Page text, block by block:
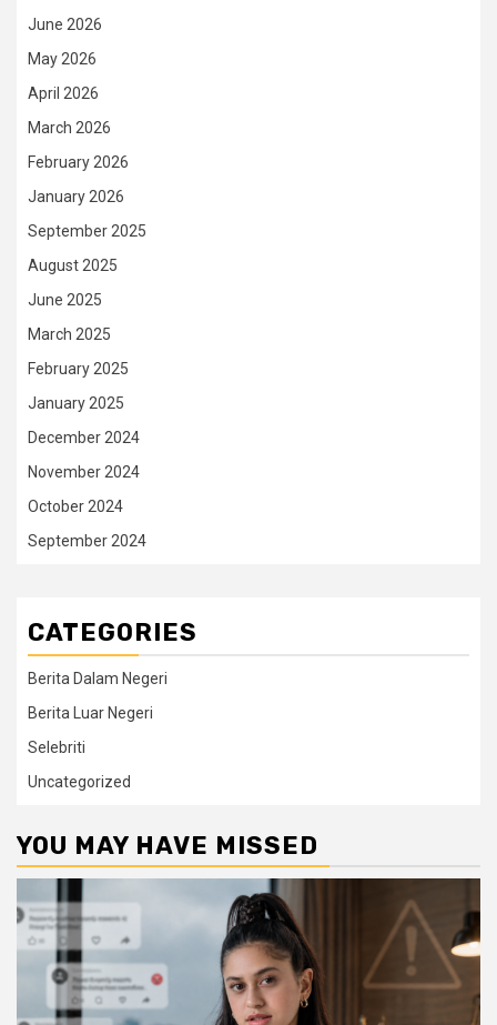
June 2026
May 2026
April 2026
March 2026
February 2026
January 2026
September 2025
August 2025
June 2025
March 2025
February 2025
January 2025
December 2024
November 2024
October 2024
September 2024
CATEGORIES
Berita Dalam Negeri
Berita Luar Negeri
Selebriti
Uncategorized
YOU MAY HAVE MISSED